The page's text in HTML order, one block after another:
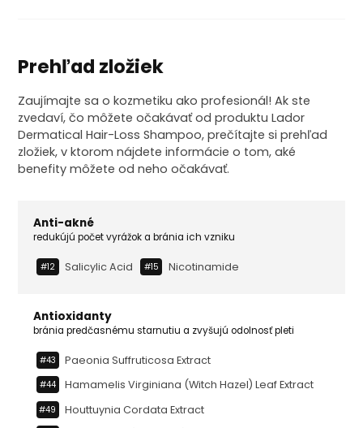
Prehľad zložiek
Zaujímajte sa o kozmetiku ako profesionál! Ak ste
zvedaví, čo môžete očakávať od produktu Lador
Dermatical Hair-Loss Shampoo, prečítajte si prehľad
zložiek, v ktorom nájdete informácie o tom, aké
benefity môžete od neho očakávať.
Anti-akné
redukújú počet vyrážok a bránia ich vzniku
#12 Salicylic Acid #15 Nicotinamide
Antioxidanty
bránia predčasnému starnutiu a zvyšujú odolnosť pleti
#43 Paeonia Suffruticosa Extract
#44 Hamamelis Virginiana (witch Hazel) Leaf Extract
#49 Houttuynia Cordata Extract